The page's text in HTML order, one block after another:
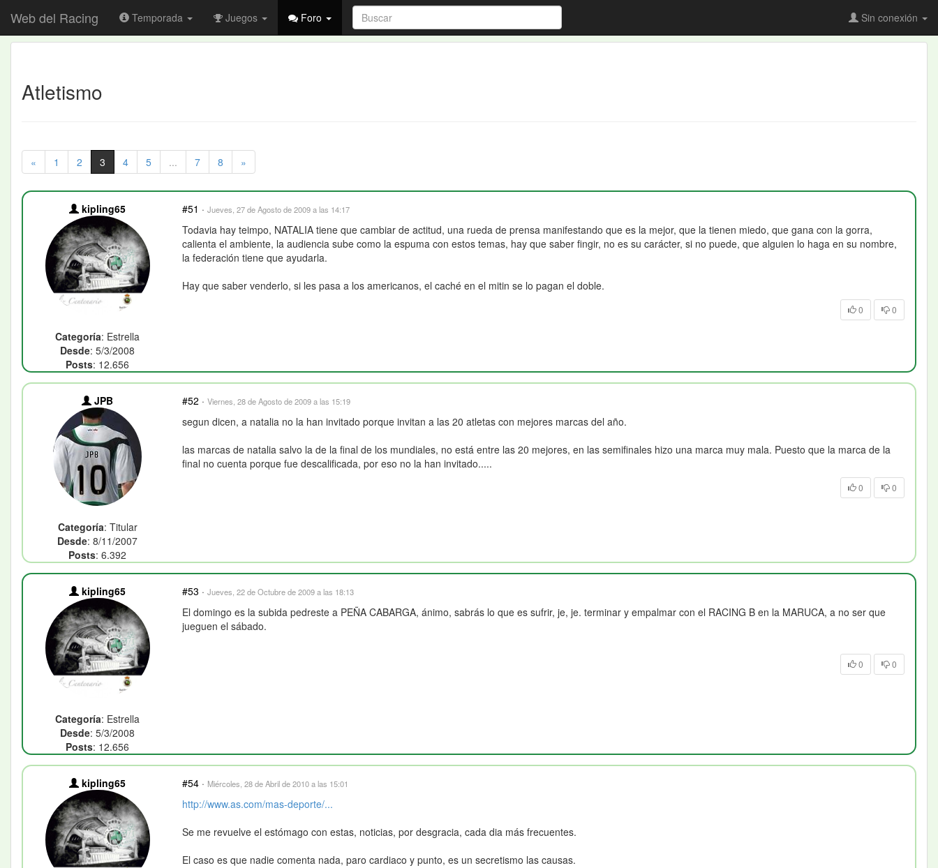
Web del Racing Temporada Juegos Foro Sin conexión
Atletismo
« 1 2 3 4 5 ... 7 8 »
kipling65
Categoría: Estrella
Desde: 5/3/2008
Posts: 12.656
#51 · Jueves, 27 de Agosto de 2009 a las 14:17
Todavia hay teimpo, NATALIA tiene que cambiar de actitud, una rueda de prensa manifestando que es la mejor, que la tienen miedo, que gana con la gorra,
calienta el ambiente, la audiencia sube como la espuma con estos temas, hay que saber fingir, no es su carácter, si no puede, que alguien lo haga en su nombre,
la federación tiene que ayudarla.
Hay que saber venderlo, si les pasa a los americanos, el caché en el mitin se lo pagan el doble.
0 0
JPB
Categoría: Titular
Desde: 8/11/2007
Posts: 6.392
#52 · Viernes, 28 de Agosto de 2009 a las 15:19
segun dicen, a natalia no la han invitado porque invitan a las 20 atletas con mejores marcas del año.
las marcas de natalia salvo la de la final de los mundiales, no está entre las 20 mejores, en las semifinales hizo una marca muy mala. Puesto que la marca de la
final no cuenta porque fue descalificada, por eso no la han invitado.....
0 0
kipling65
Categoría: Estrella
Desde: 5/3/2008
Posts: 12.656
#53 · Jueves, 22 de Octubre de 2009 a las 18:13
El domingo es la subida pedreste a PEÑA CABARGA, ánimo, sabrás lo que es sufrir, je, je. terminar y empalmar con el RACING B en la MARUCA, a no ser que
jueguen el sábado.
0 0
kipling65 #54 · Miércoles, 28 de Abril de 2010 a las 15:01
http://www.as.com/mas-deporte/...
Se me revuelve el estómago con estas, noticias, por desgracia, cada dia más frecuentes.
El caso es que nadie comenta nada, paro cardiaco y punto, es un secretismo las causas.